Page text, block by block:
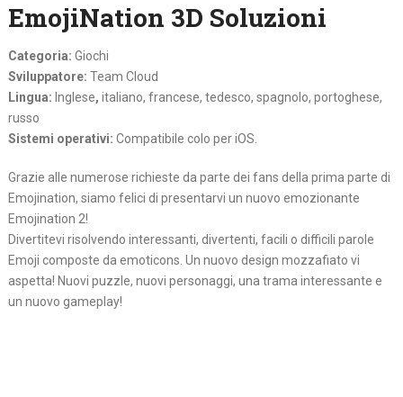
EmojiNation 3D Soluzioni
Categoria: Giochi
Sviluppatore: Team Cloud
Lingua: Inglese, italiano, francese, tedesco, spagnolo, portoghese,
russo
Sistemi operativi: Compatibile colo per iOS.
Grazie alle numerose richieste da parte dei fans della prima parte di
Emojination, siamo felici di presentarvi un nuovo emozionante
Emojination 2!
Divertitevi risolvendo interessanti, divertenti, facili o difficili parole
Emoji composte da emoticons. Un nuovo design mozzafiato vi
aspetta! Nuovi puzzle, nuovi personaggi, una trama interessante e
un nuovo gameplay!